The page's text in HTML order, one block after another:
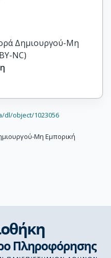
Δημιουργού-Μη
NC)
dl/object/1023056
Μη Εμπορική